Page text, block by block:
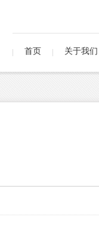
首页 关于我们